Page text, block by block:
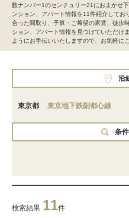
数ナンバー1のセンチュリー21におまかせ
ンション、アパート情報を11件紹介してお
合った間取り、予算・ご希望の家賃、徒歩
ション、アパート情報を見つけていただけ
ようにお手伝いいたしますので、お気軽に
沿
東京都 東京地下鉄副都心線
条
検索結果 11件